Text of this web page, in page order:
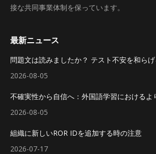
接な共同事業体制を保っています。
最新ニュース
問題文は読みましたか？ テスト不安を和ら
2026-08-05
不確実性から自信へ：外国語学習におけるよ
2026-08-05
組織に新しいROR IDを追加する時の注意
2026-07-17